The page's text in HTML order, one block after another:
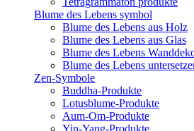
Blume des Lebens symbol​
Blume des Lebens aus Holz
Blume des Lebens aus Glas
Blume des Lebens
Blume des Lebens
Zen-Symbole
Buddha-Produkte
Lotusblume-Produkte
Aum-Om-Produkte
Yin-Yang-Produkte